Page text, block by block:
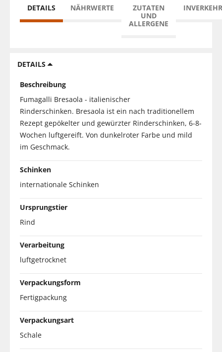
DETAILS NÄHRWERTE
ZUTATEN
UND
ALLERGENE
DETAILS
Beschreibung
Fumagalli Bresaola - italienischer
Rinderschinken. Bresaola ist ein nach traditionellem
Rezept gepökelter und gewürzter Rinderschinken, 6-8-
Wochen luftgereift. Von dunkelroter Farbe und mild
im Geschmack.
Schinken
internationale Schinken
Ursprungstier
Rind
Verarbeitung
luftgetrocknet
Verpackungsform
Fertigpackung
Verpackungsart
Schale